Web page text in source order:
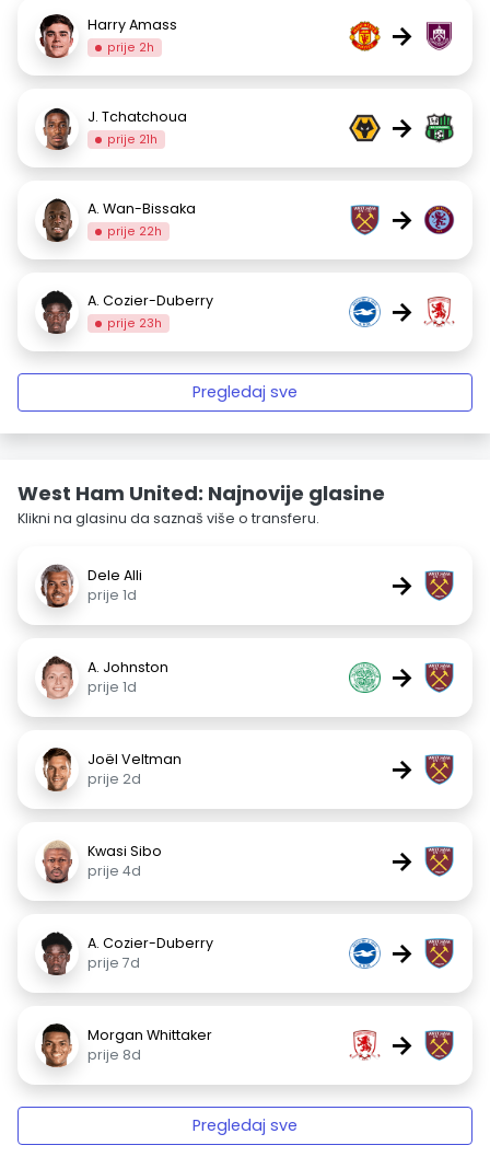
Harry Amass
prije 2h →
J. Tchatchoua
prije 21h →
A. Wan-Bissaka
prije 22h →
A. Cozier-Duberry
prije 23h →
Pregledaj sve
West Ham United: Najnovije glasine
Klikni na glasinu da saznaš više o transferu.
Dele Alli
prije 1d
→
A. Johnston
prije 1d
→
Joël Veltman
prije 2d
→
Kwasi Sibo
prije 4d
→
A. Cozier-Duberry
prije 7d
→
Morgan Whittaker
prije 8d
→
Pregledaj sve